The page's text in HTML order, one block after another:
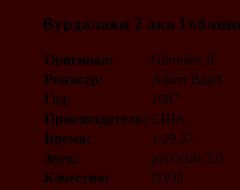
Вурдалаки 2 ака
Оригинал:
Ghoulies II
Режисер:
Albert Band
Год:
1987
Производитель: США
Время:
1:29.37
Звук:
русский 2.0
Качество:
DVD